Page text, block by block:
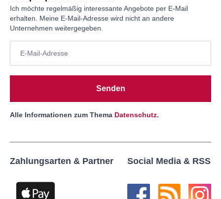
Ich möchte regelmäßig interessante Angebote per E-Mail
erhalten. Meine E-Mail-Adresse wird nicht an andere
Unternehmen weitergegeben.
Senden
Alle Informationen zum Thema Datenschutz.
Zahlungsarten & Partner Social Media & RSS